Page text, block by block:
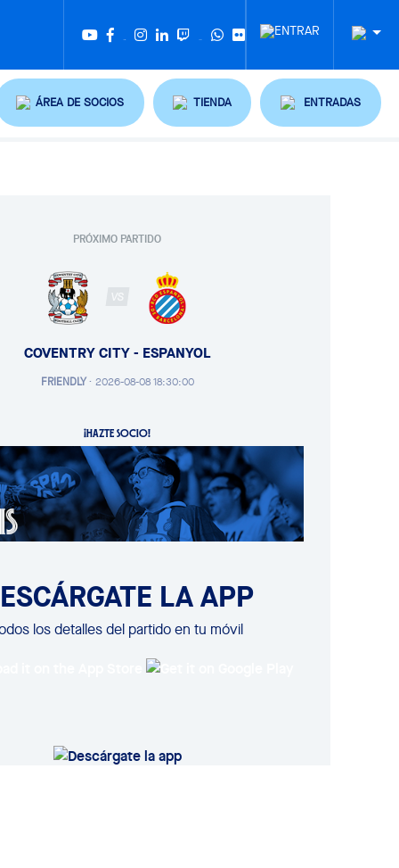
ÁREA DE SOCIOS TIENDA ENTRADAS
PRÓXIMO PARTIDO
VS
COVENTRY CITY - ESPANYOL
FRIENDLY· 2026-08-08 18:30:00
¡HAZTE SOCIO!
LA APP
los detalles del partido en tu móvil